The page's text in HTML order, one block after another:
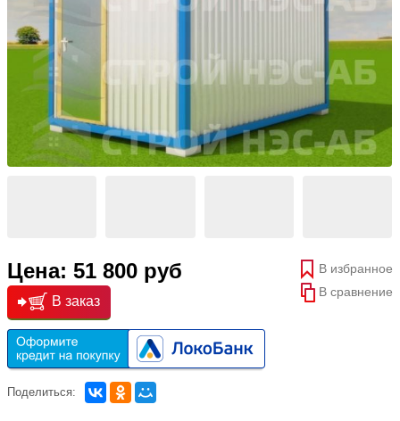
Цена: 51 800 руб
В избранное
В сравнение
В заказ
Поделиться: